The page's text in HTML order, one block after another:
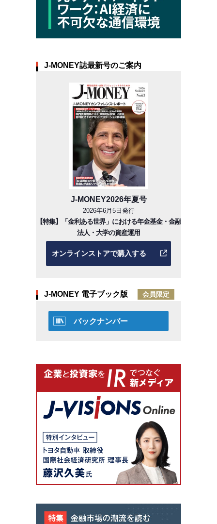
J-MONEY誌最新号のご案内
J-MONEY2026年夏号
2026年6月5日発行
【特集】「金利ある世界」における年金基金・金融
法人・大学の資産運用
オンラインストアで購入する
J-MONEY 電子ブック版 会員限定
バックナンバー